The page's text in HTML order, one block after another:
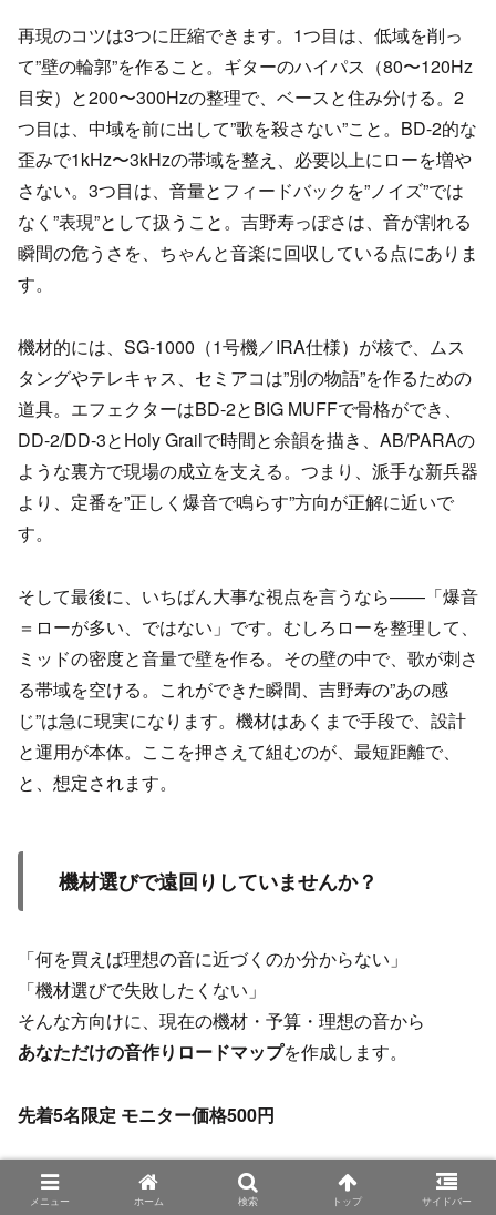
再現のコツは3つに圧縮できます。1つ目は、低域を削っ
て”壁の輪郭”を作ること。ギターのハイパス（80〜120Hz
目安）と200〜300Hzの整理で、ベースと住み分ける。2
つ目は、中域を前に出して”歌を殺さない”こと。BD-2的な
歪みで1kHz〜3kHzの帯域を整え、必要以上にローを増や
さない。3つ目は、音量とフィードバックを”ノイズ”では
なく”表現”として扱うこと。吉野寿っぽさは、音が割れる
瞬間の危うさを、ちゃんと音楽に回収している点にありま
す。
機材的には、SG-1000（1号機／IRA仕様）が核で、ムス
タングやテレキャス、セミアコは”別の物語”を作るための
道具。エフェクターはBD-2とBIG MUFFで骨格ができ、
DD-2/DD-3とHoly Grailで時間と余韻を描き、AB/PARAの
ような裏方で現場の成立を支える。つまり、派手な新兵器
より、定番を”正しく爆音で鳴らす”方向が正解に近いで
す。
そして最後に、いちばん大事な視点を言うなら——「爆音
＝ローが多い、ではない」です。むしろローを整理して、
ミッドの密度と音量で壁を作る。その壁の中で、歌が刺さ
る帯域を空ける。これができた瞬間、吉野寿の”あの感
じ”は急に現実になります。機材はあくまで手段で、設計
と運用が本体。ここを押さえて組むのが、最短距離で、
と、想定されます。
機材選びで遠回りしていませんか？
「何を買えば理想の音に近づくのか分からない」
「機材選びで失敗したくない」
そんな方向けに、現在の機材・予算・理想の音から
あなただけの音作りロードマップを作成します。
先着5名限定 モニター価格500円
詳細はこちら
メニュー ホーム 検索 トップ サイドバー